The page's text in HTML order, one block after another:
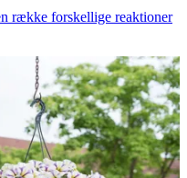
række forskellige reaktioner